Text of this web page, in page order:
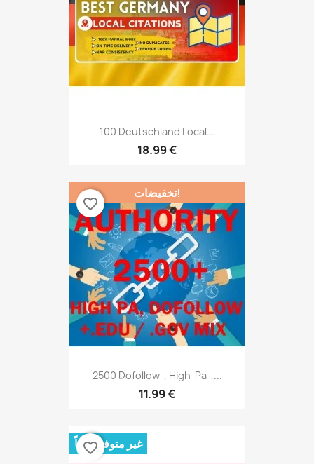
100 Deutschland Local...
18.99 €
2500 Dofollow-, High-Pa-,...
11.99 €
تخفيضات!
favorite_border
غير متوفر حالياً
favorite_border